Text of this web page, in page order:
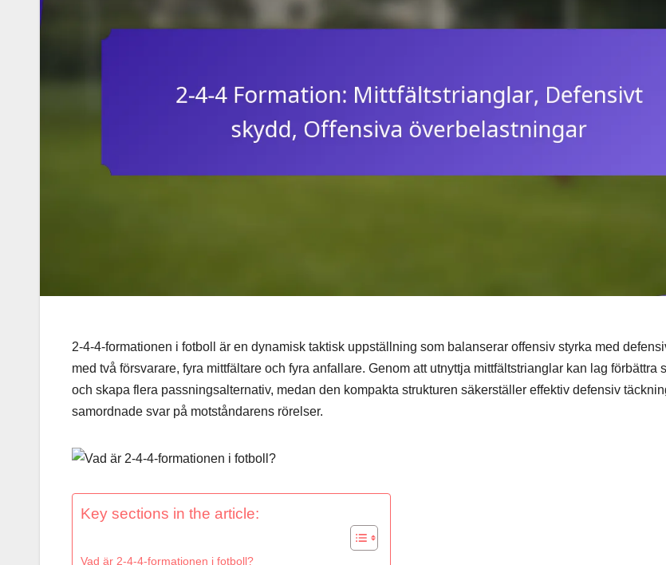
2-4-4-formationen i fotboll är en dynamisk taktisk uppställning som balanserar offensiv styrka med
med två försvarare, fyra mittfältare och fyra anfallare. Genom att utnyttja mittfältstrianglar kan lag förbättra
och skapa flera passningsalternativ, medan den kompakta strukturen säkerställer effektiv defensiv
samordnade svar på motståndarens rörelser.
Key sections in the article:
Vad är 2-4-4-formationen i fotboll?